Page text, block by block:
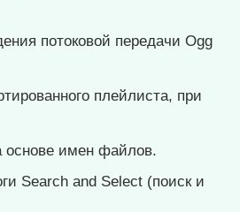
потоковой передачи Ogg
плейлиста, при
основе имен файлов.
Search and Select (поиск и